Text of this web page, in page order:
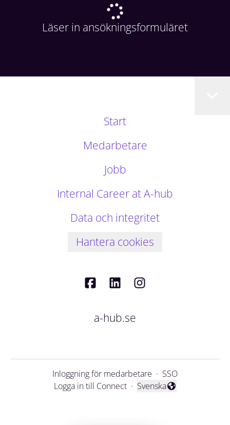
Läser in ansökningsformuläret
Start
Medarbetare
Jobb
Internal Career at A-hub
Data och integritet
Hantera cookies
a-hub.se
Inloggning för medarbetare · SSO
Logga in till Connect · Byt språk
Svenska